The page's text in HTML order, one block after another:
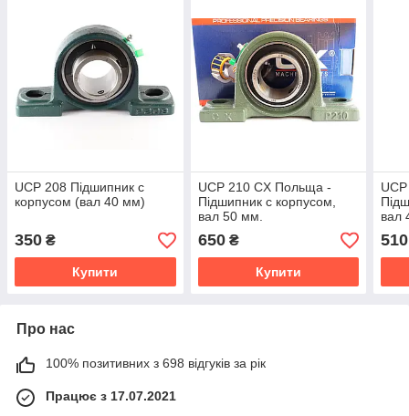
UCP 208 Підшипник c
корпусом (вал 40 мм)
350 ₴
Купити
UCP 210 CX Польща -
Підшипник c корпусом,
вал 50 мм.
650₴
Купити
вал
510
Про нас
100% позитивних з 698 відгуків за рік
Працює з 17.07.2021